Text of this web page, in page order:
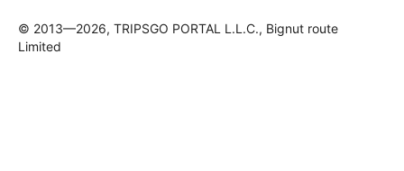
© 2013—2026, TRIPSGO PORTAL L.L.C., Bignut route
Limited